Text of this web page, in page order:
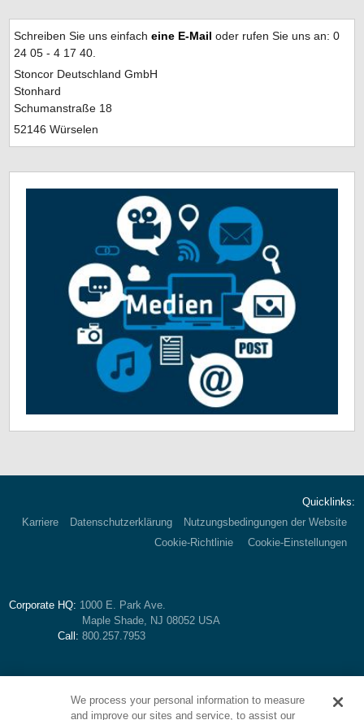
Schreiben Sie uns einfacheine E-Mail oder rufen Sie uns an: 0
24 05 - 4 17 40.
Stoncor Deutschland GmbH
Stonhard
Schumanstraße 18
52146 Würselen
Quicklinks:
Karriere
Datenschutzerklärung
Nutzungsbedingungen der Website
Cookie-Richtlinie
Cookie-Einstellungen
Corporate HQ: 1000 E. Park Ave.
Maple Shade, NJ 08052 USA
Call: 800.257.7953
We process your personal information to measure
and improve our sites and service, to assist our